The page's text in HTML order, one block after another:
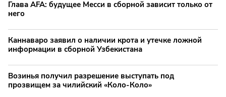
Глава AFA: будущее Месси в сборной зависит только от
него
Каннаваро заявил о наличии крота и утечке ложной
информации в сборной Узбекистана
Возинья получил разрешение выступать под
прозвищем за чилийский «Коло-Коло»